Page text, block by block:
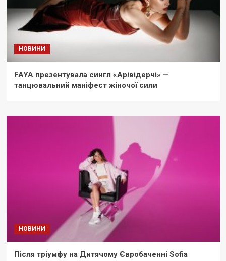
НОВИНИ
FAYA презентувала сингл «Арівідерчі» —
танцювальний маніфест жіночої сили
НОВИНИ
Після тріумфу на Дитячому Євробаченні Sofia